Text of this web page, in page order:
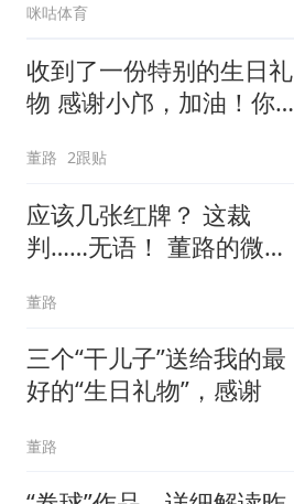
了
咪咕体育
收到了一份特别的生日礼
物 感谢小邝，加油！你是
球员！
董路 2跟贴
应该几张红牌？ 这裁
判……无语！ 董路的微博
董路
三个“干儿子”送给我的最
好的“生日礼物”，感谢
董路